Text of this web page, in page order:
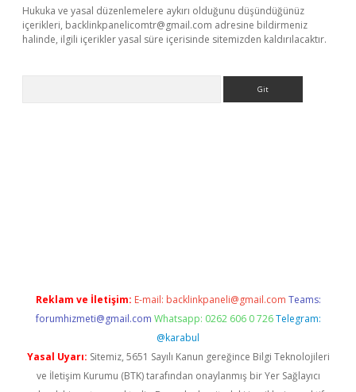
Hukuka ve yasal düzenlemelere aykırı olduğunu düşündüğünüz
içerikleri, backlinkpanelicomtr@gmail.com adresine bildirmeniz
halinde, ilgili içerikler yasal süre içerisinde sitemizden kaldırılacaktır.
Reklam ve İletişim: E-mail: backlinkpaneli@gmail.com Teams:
forumhizmeti@gmail.com Whatsapp: 0262 606 0 726 Telegram:
@karabul
Yasal Uyarı: Sitemiz, 5651 Sayılı Kanun gereğince Bilgi Teknolojileri
ve İletişim Kurumu (BTK) tarafından onaylanmış bir Yer Sağlayıcı